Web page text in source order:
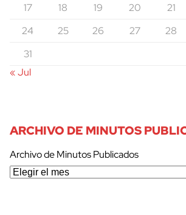
17
18 19 20 21
24
25 26 27 28
31
« Jul
ARCHIVO DE MINUTOS
Archivo de Minutos Publicados